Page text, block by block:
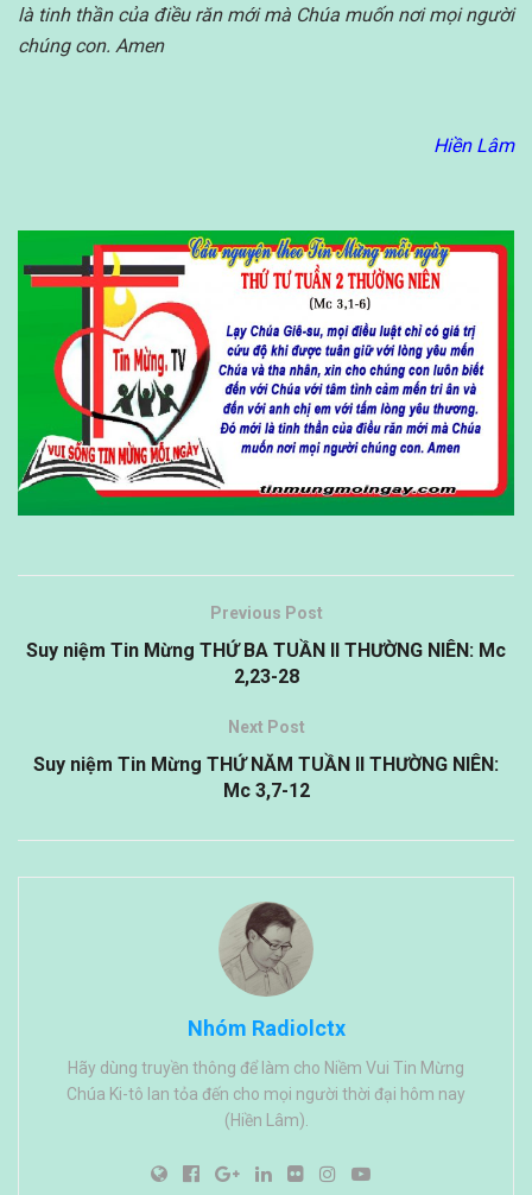
là tinh thần của điều răn mới mà Chúa muốn nơi mọi người
chúng con. Amen
Hiền Lâm
Previous Post
Suy niệm Tin Mừng THỨ BA TUẦN II THƯỜNG NIÊN: Mc
2,23-28
Next Post
Suy niệm Tin Mừng THỨ NĂM TUẦN II THƯỜNG NIÊN:
Mc 3,7-12
Nhóm Radiolctx
Hãy dùng truyền thông để làm cho Niềm Vui Tin Mừng
Chúa Ki-tô lan tỏa đến cho mọi người thời đại hôm nay
(Hiền Lâm).